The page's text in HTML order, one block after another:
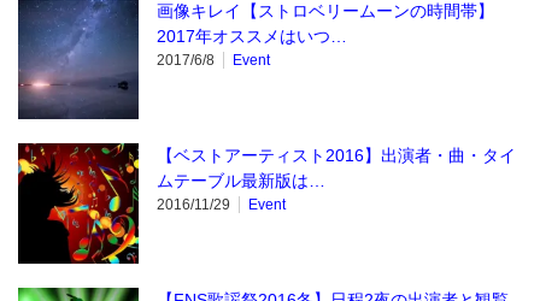
画像キレイ【ストロベリームーンの時間帯】
2017年オススメはいつ…
2017/6/8 Event
【ベストアーティスト2016】出演者・曲・タイ
ムテーブル最新版は…
2016/11/29 Event